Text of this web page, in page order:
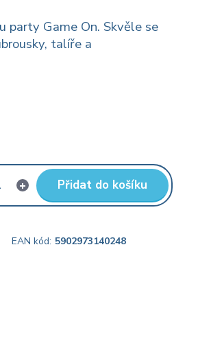
party Game On. Skvěle se
talíře a
Přidat do košíku
EAN kód: 5902973140248